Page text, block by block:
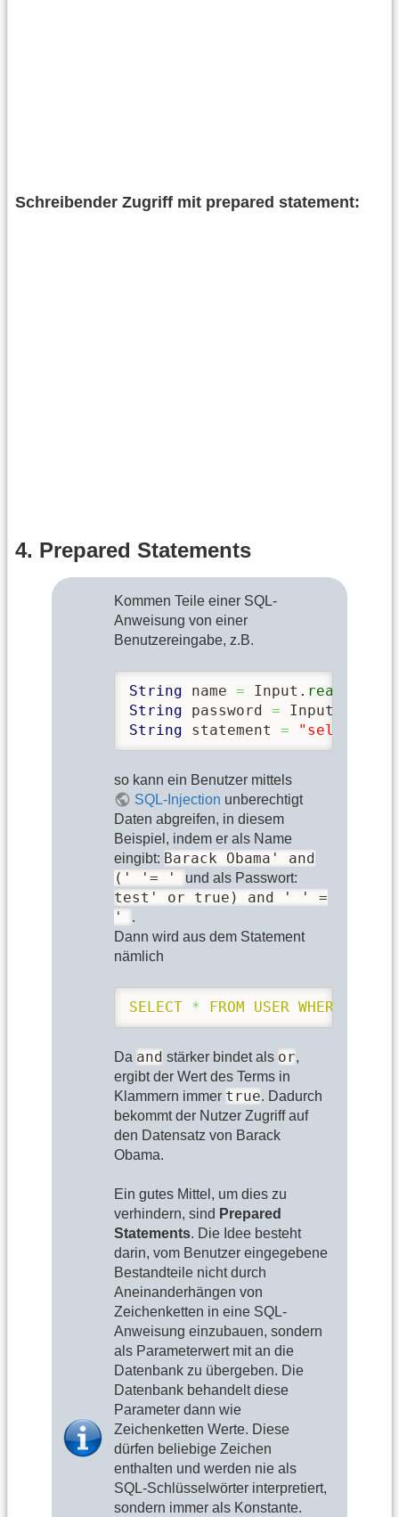
Schreibender Zugriff mit prepared statement:
4. Prepared Statements
Kommen Teile einer SQL-
Anweisung von einer
Benutzereingabe, z.B.
String name = Input. readString
String password = Input.
String statement = "select *
so kann ein Benutzer mittels
SQL-Injection unberechtigt
Daten abgreifen, in diesem
Beispiel, indem er als Name
eingibt: Barack Obama' and
(' '= ' und als Passwort:
test' or true) and ' ' =
' .
Dann wird aus dem Statement
nämlich
SELECT * FROM USER WHERE
Da and stärker bindet als or,
ergibt der Wert des Terms in
Klammern immer true. Dadurch
bekommt der Nutzer Zugriff auf
den Datensatz von Barack
Obama.
Ein gutes Mittel, um dies zu
verhindern, sind Prepared
Statements. Die Idee besteht
darin, vom Benutzer eingegebene
Bestandteile nicht durch
Aneinanderhängen von
Zeichenketten in eine SQL-
Anweisung einzubauen, sondern
als Parameterwert mit an die
Datenbank zu übergeben. Die
Datenbank behandelt diese
Parameter dann wie
Zeichenketten Werte. Diese
dürfen beliebige Zeichen
enthalten und werden nie als
SQL-Schlüsselwörter interpretiert,
sondern immer als Konstante.